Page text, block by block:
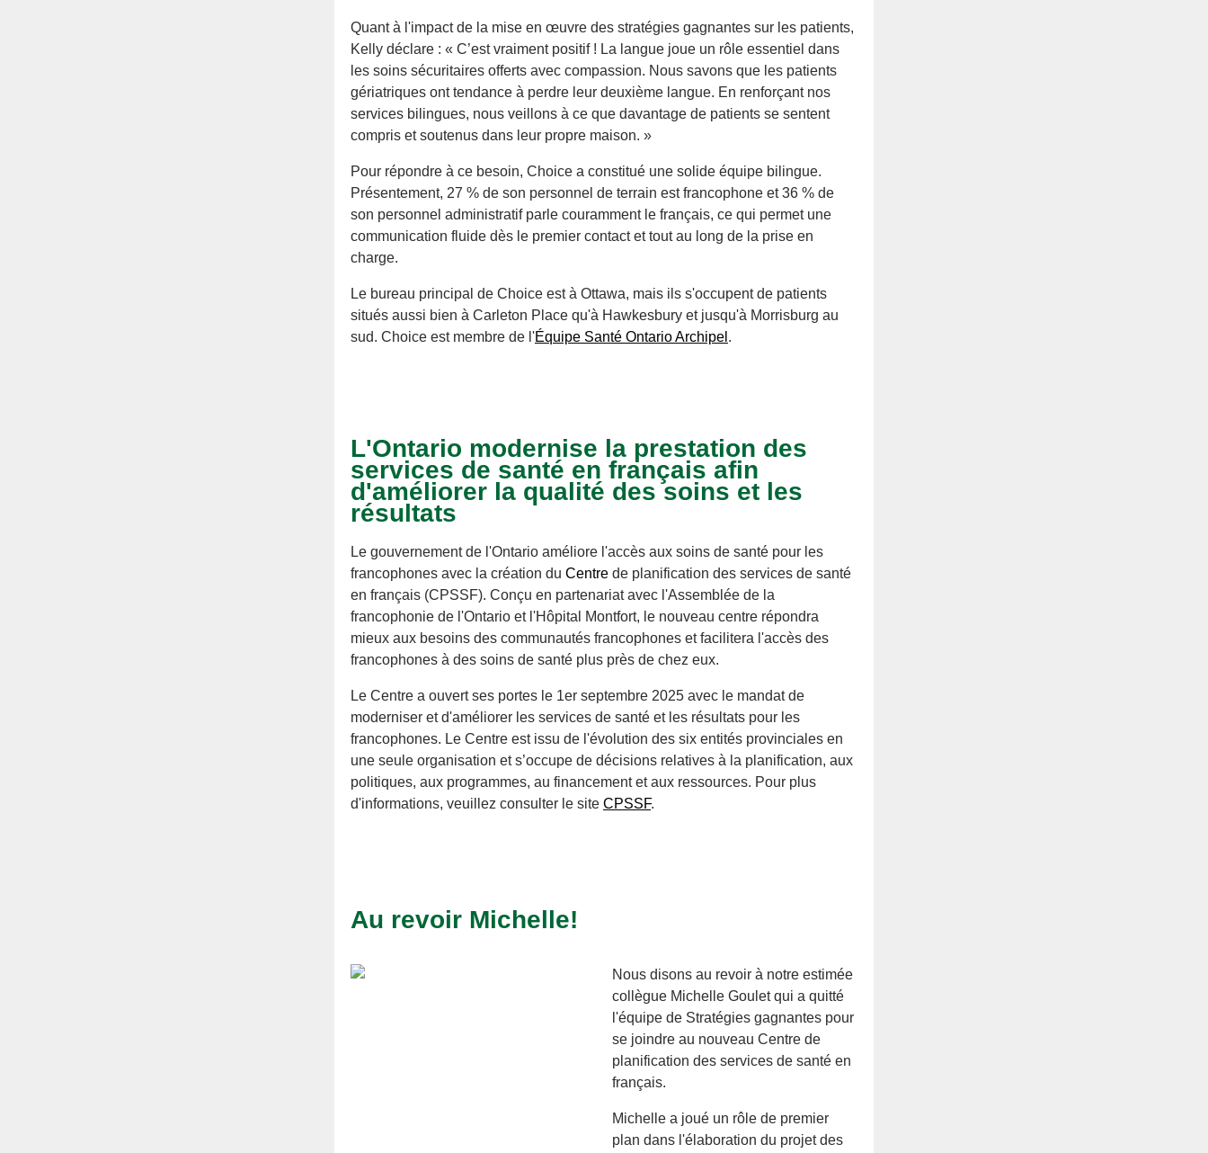
Quant à l'impact de la mise en œuvre des stratégies gagnantes sur les patients,
Kelly déclare : « C’est vraiment positif ! La langue joue un rôle essentiel dans
les soins sécuritaires offerts avec compassion. Nous savons que les patients
gériatriques ont tendance à perdre leur deuxième langue. En renforçant nos
services bilingues, nous veillons à ce que davantage de patients se sentent
compris et soutenus dans leur propre maison. »
Pour répondre à ce besoin, Choice a constitué une solide équipe bilingue.
Présentement, 27 % de son personnel de terrain est francophone et 36 % de
son personnel administratif parle couramment le français, ce qui permet une
communication fluide dès le premier contact et tout au long de la prise en
charge.
Le bureau principal de Choice est à Ottawa, mais ils s'occupent de patients
situés aussi bien à Carleton Place qu'à Hawkesbury et jusqu'à Morrisburg au
sud. Choice est membre de l'Équipe Santé Ontario Archipel .
L'Ontario modernise la prestation des
services de santé en français afin
d'améliorer la qualité des soins et les
résultats
Le gouvernement de l'Ontario améliore l'accès aux soins de santé pour les
francophones avec la création du Centre de planification des services de santé
en français (CPSSF). Conçu en partenariat avec l'Assemblée de la
francophonie de l'Ontario et l'Hôpital Montfort, le nouveau centre répondra
mieux aux besoins des communautés francophones et facilitera l'accès des
francophones à des soins de santé plus près de chez eux.
Le Centre a ouvert ses portes le 1er septembre 2025 avec le mandat de
moderniser et d'améliorer les services de santé et les résultats pour les
francophones. Le Centre est issu de l'évolution des six entités provinciales en
une seule organisation et s’occupe de décisions relatives à la planification, aux
politiques, aux programmes, au financement et aux ressources. Pour plus
d'informations, veuillez consulter le site CPSSF.
Au revoir Michelle!
Nous disons au revoir à notre estimée
collègue Michelle Goulet qui a quitté
l'équipe de Stratégies gagnantes pour
se joindre au nouveau Centre de
planification des services de santé en
français.
Michelle a joué un rôle de premier
plan dans l'élaboration du projet des